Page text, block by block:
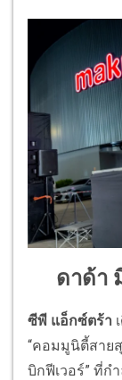
ดาด้า
ซีพี แอ็กซ์ตร้า
“คอมมูนิตี้สาย
บิกฟีเวอร์” ที่ก